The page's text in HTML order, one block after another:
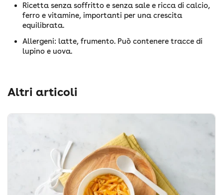
Ricetta senza soffritto e senza sale e ricca di calcio,
ferro e vitamine, importanti per una crescita
equilibrata.
Allergeni: latte, frumento. Può contenere tracce di
lupino e uova.
Altri articoli